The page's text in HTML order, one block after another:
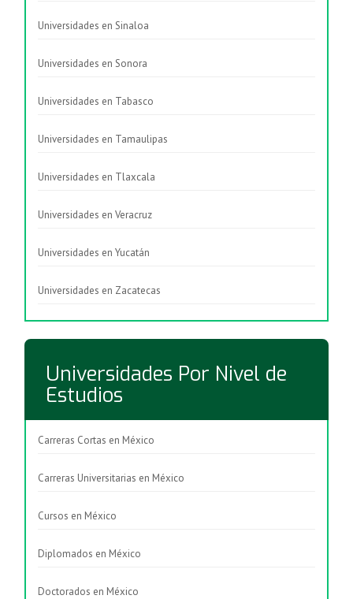
Universidades en Sinaloa
Universidades en Sonora
Universidades en Tabasco
Universidades en Tamaulipas
Universidades en Tlaxcala
Universidades en Veracruz
Universidades en Yucatán
Universidades en Zacatecas
Universidades Por Nivel de
Estudios
Carreras Cortas en México
Carreras Universitarias en México
Cursos en México
Diplomados en México
Doctorados en México